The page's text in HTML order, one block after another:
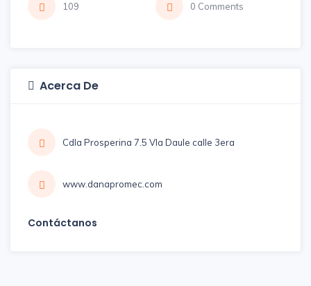
109 0 Comments
Acerca De
Cdla Prosperina 7.5 VIa Daule calle 3era
www.danapromec.com
Contáctanos